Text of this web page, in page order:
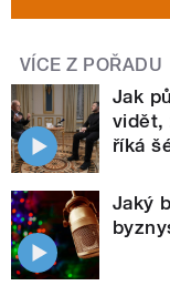
VÍCE Z POŘADU
Jak
vidět,
říká
Jaký